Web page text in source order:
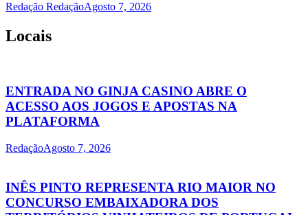
Redação RedaçãoAgosto 7, 2026
Locais
ENTRADA NO GINJA CASINO ABRE O
ACESSO AOS JOGOS E APOSTAS NA
PLATAFORMA
RedaçãoAgosto 7, 2026
INÊS PINTO REPRESENTA RIO MAIOR NO
CONCURSO EMBAIXADORA DOS